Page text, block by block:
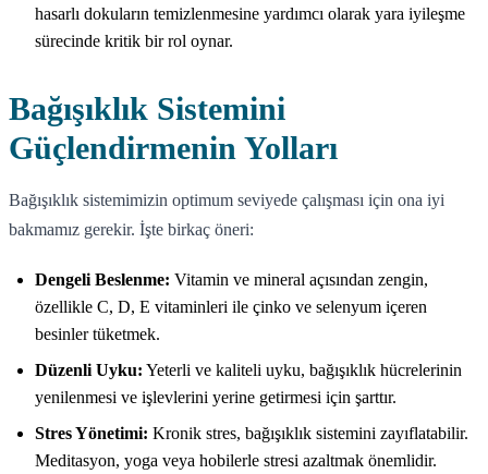
hasarlı dokuların temizlenmesine yardımcı olarak yara iyileşme
sürecinde kritik bir rol oynar.
Bağışıklık Sistemini
Güçlendirmenin Yolları
Bağışıklık sistemimizin optimum seviyede çalışması için ona iyi
bakmamız gerekir. İşte birkaç öneri:
Dengeli Beslenme: Vitamin ve mineral açısından zengin,
özellikle C, D, E vitaminleri ile çinko ve selenyum içeren
besinler tüketmek.
Düzenli Uyku: Yeterli ve kaliteli uyku, bağışıklık hücrelerinin
yenilenmesi ve işlevlerini yerine getirmesi için şarttır.
Stres Yönetimi: Kronik stres, bağışıklık sistemini zayıflatabilir.
Meditasyon, yoga veya hobilerle stresi azaltmak önemlidir.